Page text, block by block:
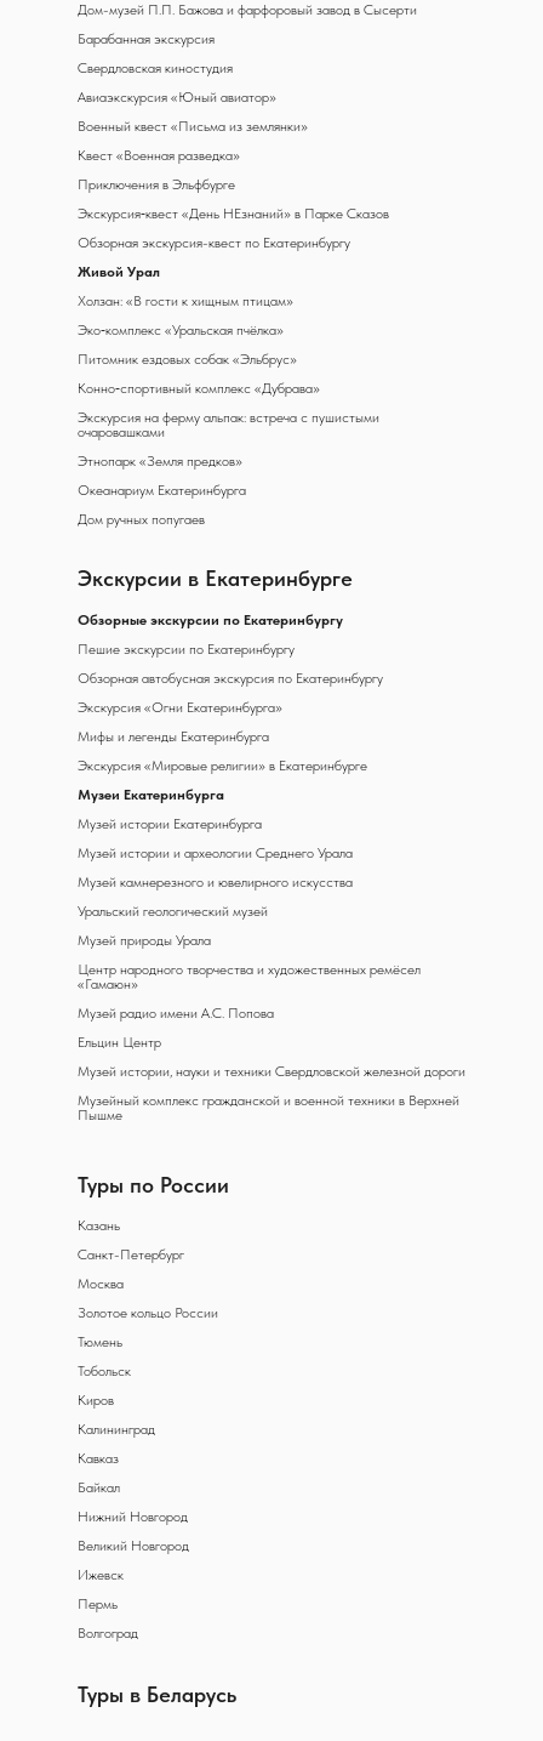
Дом-музей П.П. Бажова и фарфоровый завод в Сысерти
Барабанная экскурсия
Свердловская киностудия
Авиаэкскурсия «Юный авиатор»
Военный квест «Письма из землянки»
Квест «Военная разведка»
Приключения в Эльфбурге
Экскурсия‑квест «День НЕзнаний» в Парке Сказов
Обзорная экскурсия-квест по Екатеринбургу
Живой Урал
Холзан: «В гости к хищным птицам»
Эко‑комплекс «Уральская пчёлка»
Питомник ездовых собак «Эльбрус»
Конно‑спортивный комплекс «Дубрава»
Экскурсия на ферму альпак: встреча с пушистыми
очаровашками
Этнопарк «Земля предков»
Океанариум Екатеринбурга
Дом ручных попугаев
Туры в Беларусь
Экскурсии в Екатеринбурге
Обзорные экскурсии по Екатеринбургу
Пешие экскурсии по Екатеринбургу
Обзорная автобусная экскурсия по Екатеринбургу
Экскурсия «Огни Екатеринбурга»
Мифы и легенды Екатеринбурга
Экскурсия «Мировые религии» в Екатеринбурге
Музеи Екатеринбурга
Музей истории Екатеринбурга
Музей истории и археологии Среднего Урала
Музей камнерезного и ювелирного искусства
Уральский геологический музей
Музей природы Урала
Центр народного творчества и художественных ремёсел
«Гамаюн»
Музей радио имени А.С. Попова
Ельцин Центр
Музей истории, науки и техники Свердловской железной дороги
Музейный комплекс гражданской и военной техники в Верхней
Пышме
Туры по России
Казань
Санкт-Петербург
Москва
Золотое кольцо России
Тюмень
Тобольск
Киров
Калининград
Кавказ
Байкал
Нижний Новгород
Великий Новгород
Ижевск
Пермь
Волгоград